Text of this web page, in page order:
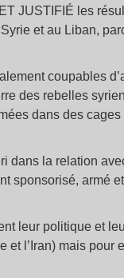
JUSTIFIÉ les
et au Liban,
coupables
des rebelles
dans des
dans la relation
sponsorisé, armé
leur politique et
l’Iran) mais pour